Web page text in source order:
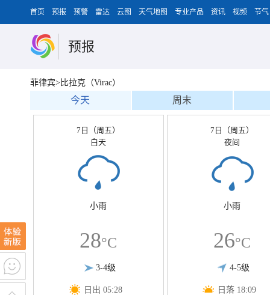
首页 预报 预警 雷达 云图 天气地图 专业产品 资讯 视频 节气
预报
菲律宾>比拉克（Virac）
今天 周末
7日（周五）
白天
小雨
28°C
3-4级
日出 05:28
7日（周五）
夜间
小雨
26°C
4-5级
日落 18:09